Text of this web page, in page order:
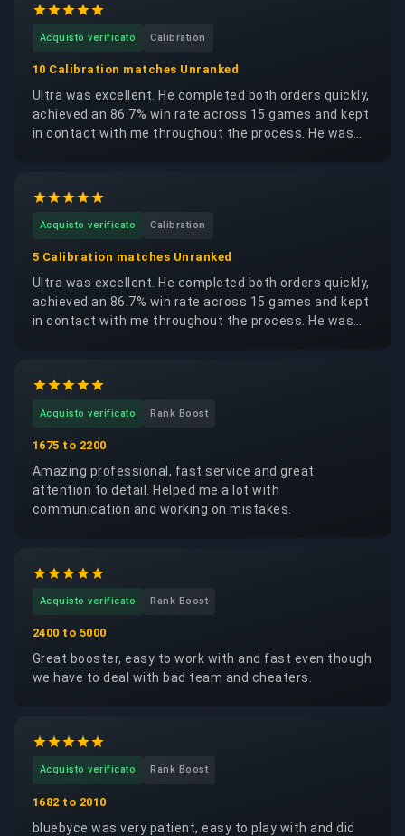
Acquisto verificato Calibration
10 Calibration matches Unranked
Ultra was excellent. He completed both orders quickly,
achieved an 86.7% win rate across 15 games and kept
in contact with me throughout the process. He was
Acquisto verificato Calibration
5 Calibration matches Unranked
Ultra was excellent. He completed both orders quickly,
achieved an 86.7% win rate across 15 games and kept
in contact with me throughout the process. He was
Acquisto verificato Rank Boost
1675 to 2200
Amazing professional, fast service and great
attention to detail. Helped me a lot with
communication and working on mistakes.
Acquisto verificato Rank Boost
2400 to 5000
Great booster, easy to work with and fast even though
we have to deal with bad team and cheaters.
Acquisto verificato Rank Boost
1682 to 2010
bluebyce was very patient, easy to play with and did